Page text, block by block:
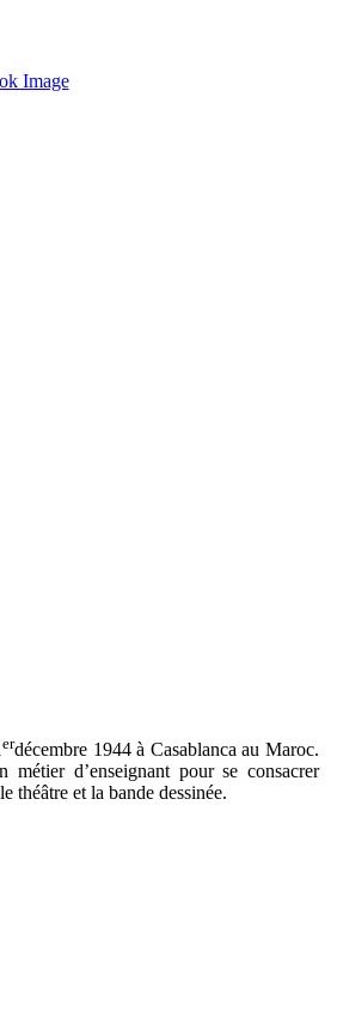
erdécembre 1944 à Casablanca au Maroc.
d’enseignant pour se consacrer
théâtre et la bande dessinée.